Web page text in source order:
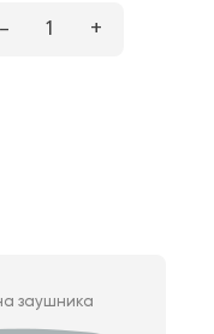
– 1 +
заушника